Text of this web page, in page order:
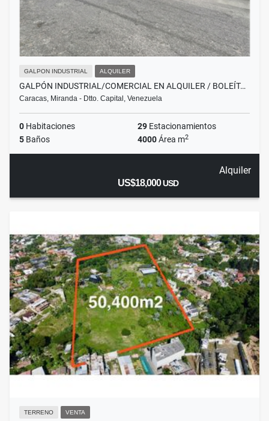
GALPON INDUSTRIAL ALQUILER
GALPÓN INDUSTRIAL/COMERCIAL EN ALQUILER / BOLEÍT…
Caracas, Miranda - Dtto. Capital, Venezuela
0 Habitaciones 29 Estacionamientos
5 Baños 4000Área m2
Alquiler
US$18,000USD
TERRENO VENTA